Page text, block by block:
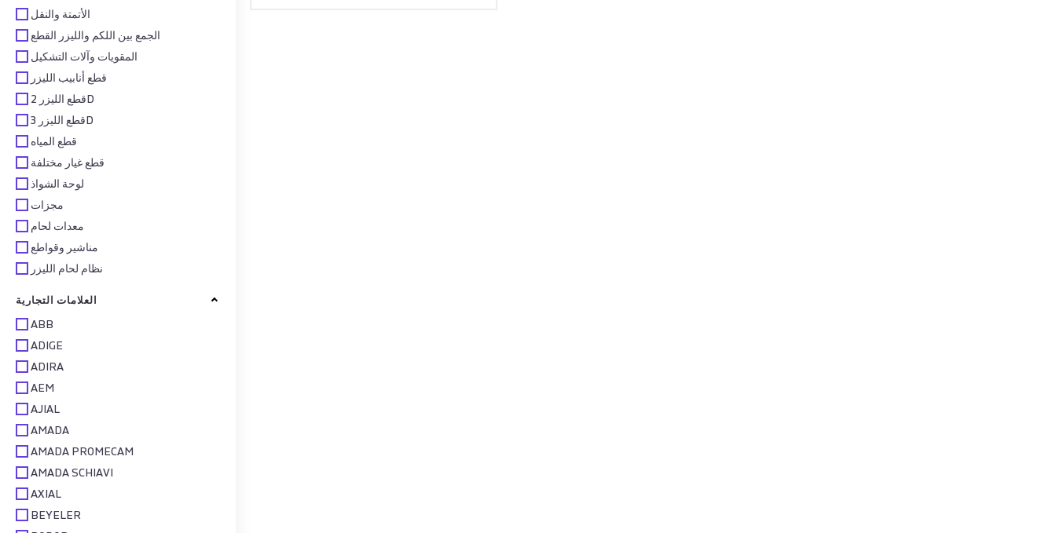
الأتمتة والنقل
الجمع بين اللكم والليزر القطع
المقويات وآلات التشكيل
قطع أنابيب الليزر
قطع الليزر 2D
قطع الليزر 3D
قطع المياه
قطع غيار مختلفة
لوحة الشواذ
مجزات
معدات لحام
مناشير وقواطع
نظام لحام الليزر
العلامات التجارية
ABB
ADIGE
ADIRA
AEM
AJIAL
AMADA
AMADA PROMECAM
AMADA SCHIAVI
AXIAL
BEYELER